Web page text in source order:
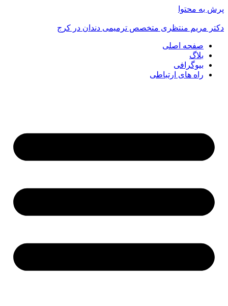
پرش به محتوا
دکتر مریم منتظری متخصص ترمیمی دندان در کرج
صفحه اصلی
بلاگ
بیوگرافی
راه های ارتباطی